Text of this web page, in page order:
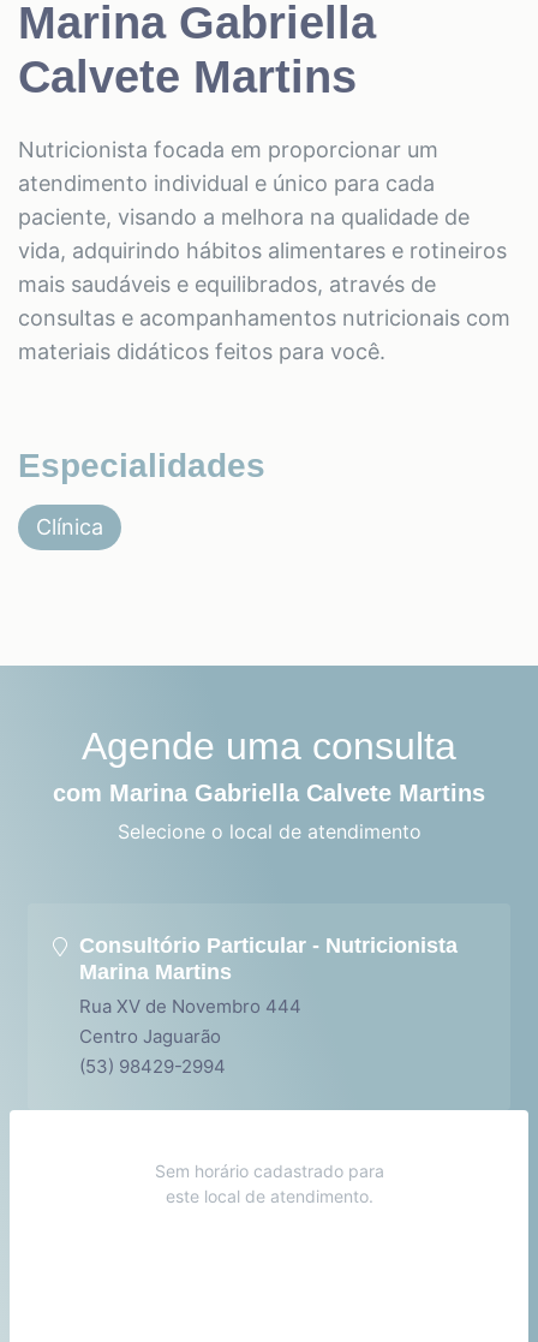
Marina Gabriella
Calvete Martins
Nutricionista focada em proporcionar um
atendimento individual e único para cada
paciente, visando a melhora na qualidade de
vida, adquirindo hábitos alimentares e rotineiros
mais saudáveis e equilibrados, através de
consultas e acompanhamentos nutricionais com
materiais didáticos feitos para você.
Especialidades
Clínica
Agende uma consulta
com Marina Gabriella Calvete Martins
Selecione o local de atendimento
Consultório Particular - Nutricionista
Marina Martins
Rua XV de Novembro 444
Centro Jaguarão
(53) 98429-2994
Sem horário cadastrado para
este local de atendimento.